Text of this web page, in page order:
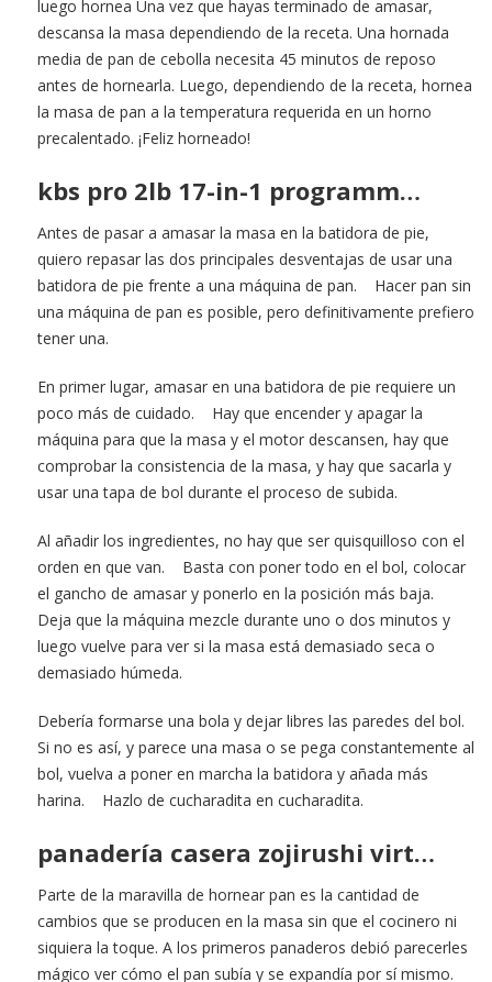
luego hornea Una vez que hayas terminado de amasar,
descansa la masa dependiendo de la receta. Una hornada
media de pan de cebolla necesita 45 minutos de reposo
antes de hornearla. Luego, dependiendo de la receta, hornea
la masa de pan a la temperatura requerida en un horno
precalentado. ¡Feliz horneado!
kbs pro 2lb 17-in-1 programm…
Antes de pasar a amasar la masa en la batidora de pie,
quiero repasar las dos principales desventajas de usar una
batidora de pie frente a una máquina de pan. Hacer pan sin
una máquina de pan es posible, pero definitivamente prefiero
tener una.
En primer lugar, amasar en una batidora de pie requiere un
poco más de cuidado. Hay que encender y apagar la
máquina para que la masa y el motor descansen, hay que
comprobar la consistencia de la masa, y hay que sacarla y
usar una tapa de bol durante el proceso de subida.
Al añadir los ingredientes, no hay que ser quisquilloso con el
orden en que van. Basta con poner todo en el bol, colocar
el gancho de amasar y ponerlo en la posición más baja.
Deja que la máquina mezcle durante uno o dos minutos y
luego vuelve para ver si la masa está demasiado seca o
demasiado húmeda.
Debería formarse una bola y dejar libres las paredes del bol.
Si no es así, y parece una masa o se pega constantemente al
bol, vuelva a poner en marcha la batidora y añada más
harina. Hazlo de cucharadita en cucharadita.
panadería casera zojirushi virt…
Parte de la maravilla de hornear pan es la cantidad de
cambios que se producen en la masa sin que el cocinero ni
siquiera la toque. A los primeros panaderos debió parecerles
mágico ver cómo el pan subía y se expandía por sí mismo.